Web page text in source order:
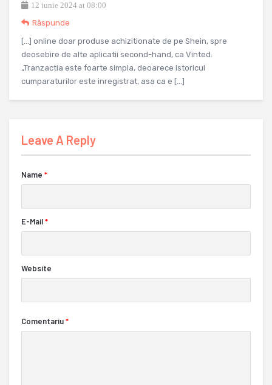
12 iunie 2024 at 08:00
Răspunde
[…] online doar produse achizitionate de pe Shein, spre
deosebire de alte aplicatii second-hand, ca Vinted.
„Tranzactia este foarte simpla, deoarece istoricul
cumparaturilor este inregistrat, asa ca e […]
Leave A Reply
Name *
E-Mail*
Website
Comentariu*